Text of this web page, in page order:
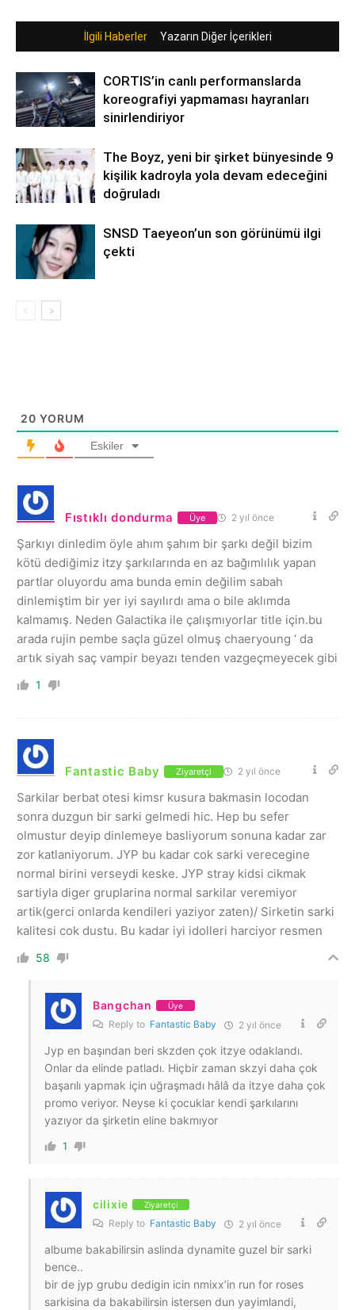
İlgili Haberler Yazarın Diğer İçerikleri
CORTIS’in canlı performanslarda
koreografiyi yapmaması hayranları
sinirlendiriyor
The Boyz, yeni bir şirket bünyesinde 9
kişilik kadroyla yola devam edeceğini
doğruladı
SNSD Taeyeon’un son görünümü ilgi
çekti
20 YORUM
Eskiler
Fıstıklı dondurma Üye 2 yıl önce
Şarkıyı dinledim öyle ahım şahım bir şarkı değil bizim
kötü dediğimiz itzy şarkılarında en az bağımlılık yapan
partlar oluyordu ama bunda emin değilim sabah
dinlemiştim bir yer iyi sayılırdı ama o bile aklımda
kalmamış. Neden Galactika ile çalışmıyorlar title için.bu
arada rujin pembe saçla güzel olmuş chaeryoung ‘ da
artık siyah saç vampir beyazı tenden vazgeçmeyecek gibi
1
Fantastic Baby Ziyaretçi 2 yıl önce
Sarkilar berbat otesi kimsr kusura bakmasin locodan
sonra duzgun bir sarki gelmedi hic. Hep bu sefer
olmustur deyip dinlemeye basliyorum sonuna kadar zar
zor katlaniyorum. JYP bu kadar cok sarki verecegine
normal birini verseydi keske. JYP stray kidsi cikmak
sartiyla diger gruplarina normal sarkilar veremiyor
artik(gerci onlarda kendileri yaziyor zaten)/ Sirketin sarki
kalitesi cok dustu. Bu kadar iyi idolleri harciyor resmen
58
Bangchan Üye
Reply to Fantastic Baby 2 yıl önce
Jyp en başından beri skzden çok itzye odaklandı.
Onlar da elinde patladı. Hiçbir zaman skzyi daha çok
başarılı yapmak için uğraşmadı hâlâ da itzye daha çok
promo veriyor. Neyse ki çocuklar kendi şarkılarını
yazıyor da şirketin eline bakmıyor
1
cilixie Ziyaretçi
Reply to Fantastic Baby 2 yıl önce
albume bakabilirsin aslinda dynamite guzel bir sarki
bence..
bir de jyp grubu dedigin icin nmixx’in run for roses
sarkisina da bakabilirsin istersen dun yayimlandi,